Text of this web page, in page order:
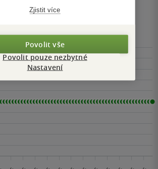
ceny za posledních 60 dní.
Zjistit více
Povolit vše
Povolit pouze nezbytné
Nastavení